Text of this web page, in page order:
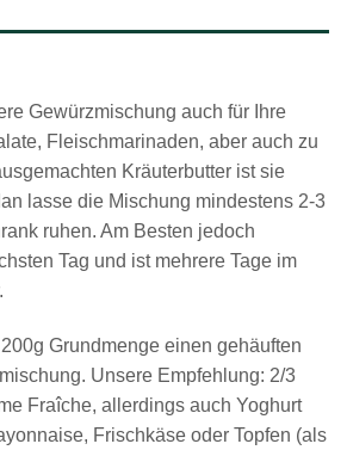
Gewürzmischung auch für Ihre
Fleischmarinaden, aber auch zu
Kräuterbutter ist sie
lasse die Mischung mindestens 2-3
ruhen. Am Besten jedoch
Tag und ist mehrere Tage im
Grundmenge einen gehäuften
Unsere Empfehlung: 2/3
Fraîche, allerdings auch Yoghurt
Frischkäse oder Topfen (als